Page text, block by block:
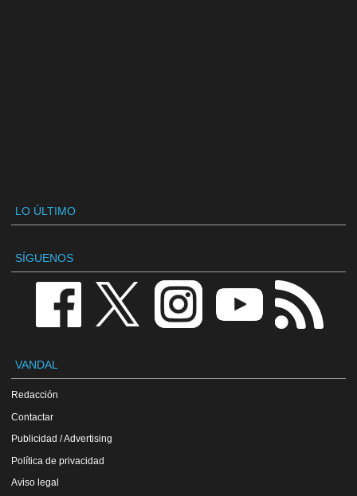
LO ÚLTIMO
SÍGUENOS
VANDAL
Redacción
Contactar
Publicidad / Advertising
Política de privacidad
Aviso legal